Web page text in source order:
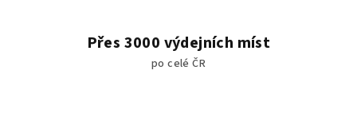
Přes 3000 výdejních míst
po celé ČR